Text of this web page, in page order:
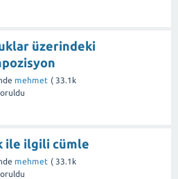
üzerindeki
mehmet ( 33.1k
ile ilgili cümle
mehmet ( 33.1k